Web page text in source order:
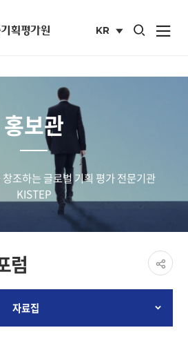
KR
통합검색 열기
사이트맵
홍보관
조하는 글로벌 기획 평가 전문기관
KISTEP
럼
페이지
공유
share
자료집